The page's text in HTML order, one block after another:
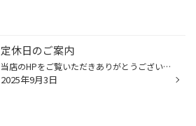
定休日のご案内
当店のHPをご覧いただきありがとうございます。 タイヤ館奥田店は本日・明日定休日です。 何卒ご了承のほど よろしくお願いいたします。
2025年9月3日